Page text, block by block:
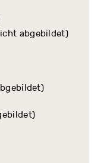
abgebildet)